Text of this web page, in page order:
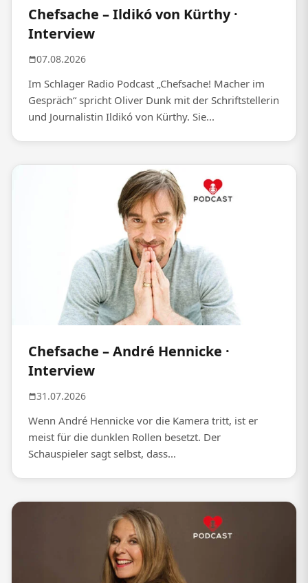
Chefsache – Ildikó von Kürthy ·
Interview
07.08.2026
Im Schlager Radio Podcast „Chefsache! Macher im
Gespräch“ spricht Oliver Dunk mit der Schriftstellerin
und Journalistin Ildikó von Kürthy. Sie...
Chefsache – André Hennicke ·
Interview
31.07.2026
Wenn André Hennicke vor die Kamera tritt, ist er
meist für die dunklen Rollen besetzt. Der
Schauspieler sagt selbst, dass...